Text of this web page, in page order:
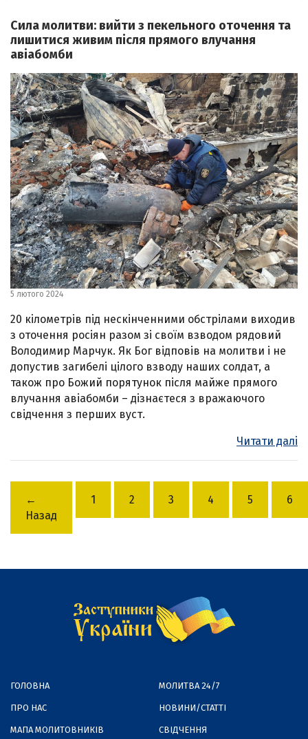
Сила молитви: вийти з пекельного оточення та
лишитися живим після прямого влучання
авіабомби
5 лютого 2024
20 кілометрів під нескінченними обстрілами виходив
з оточення росіян разом зі своїм взводом рядовий
Володимир Марчук. Як Бог відповів на молитви і не
допустив загибелі цілого взводу наших солдат, а
також про Божий порятунок після майже прямого
влучання авіабомби – дізнаєтеся з вражаючого
свідчення з перших вуст.
Читати далі
←
Назад
1 2 3 4 5 6
ГОЛОВНА
ПРО НАС
МАПА МОЛИТОВНИКІВ
МОЛИТВА 24/7
НОВИНИ/СТАТТІ
СВІДЧЕННЯ